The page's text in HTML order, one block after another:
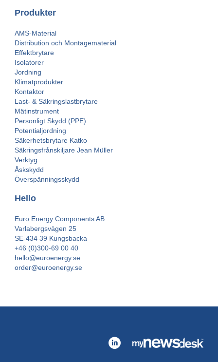
Produkter
AMS-Material
Distribution och Montagematerial
Effektbrytare
Isolatorer
Jordning
Klimatprodukter
Kontaktor
Last- & Säkringslastbrytare
Mätinstrument
Personligt Skydd (PPE)
Potentialjordning
Säkerhetsbrytare Katko
Säkringsfrånskiljare Jean Müller
Verktyg
Åskskydd
Överspänningsskydd
Hello
Euro Energy Components AB
Varlabergsvägen 25
SE-434 39 Kungsbacka
+46 (0)300-69 00 40
hello@euroenergy.se
order@euroenergy.se